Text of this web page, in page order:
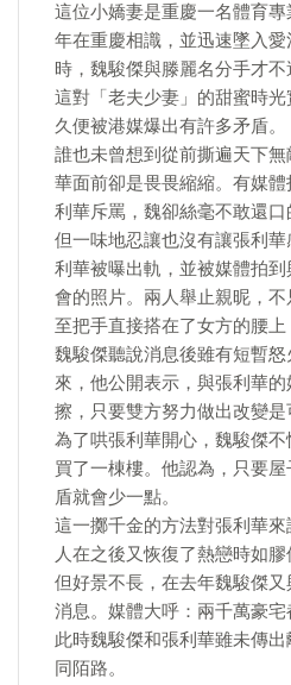
這位小嬌妻是重慶一名體育
年在重慶相識，並迅速墜入
時，魏駿傑與滕麗名分手才不
這對「老夫少妻」的甜蜜時
久便被港媒爆出有許多矛盾。
誰也未曾想到從前撕遍天下
華面前卻是畏畏縮縮。有媒
利華斥罵，魏卻絲毫不敢還口
但一味地忍讓也沒有讓張利
利華被曝出軌，並被媒體拍
會的照片。兩人舉止親昵，
至把手直接搭在了女方的腰上
魏駿傑聽說消息後雖有短暫
來，他公開表示，與張利華
擦，只要雙方努力做出改變是
為了哄張利華開心，魏駿傑
買了一棟樓。他認為，只要
盾就會少一點。
這一擲千金的方法對張利華
人在之後又恢復了熱戀時如膠
但好景不長，在去年魏駿傑
消息。媒體大呼：兩千萬豪宅
此時魏駿傑和張利華雖未傳
同陌路。